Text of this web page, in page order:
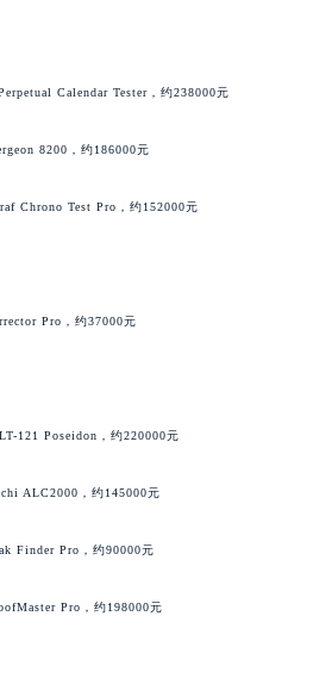
Calendar Tester，约238000元
8200，约186000元
Chrono Test Pro，约152000元
Pro，约37000元
121 Poseidon，约220000元
ALC2000，约145000元
Finder Pro，约90000元
Pro，约198000元